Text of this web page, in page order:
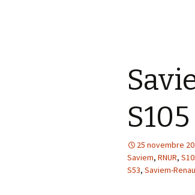
25 novembre
Saviem, RNUR,
S53, Saviem-